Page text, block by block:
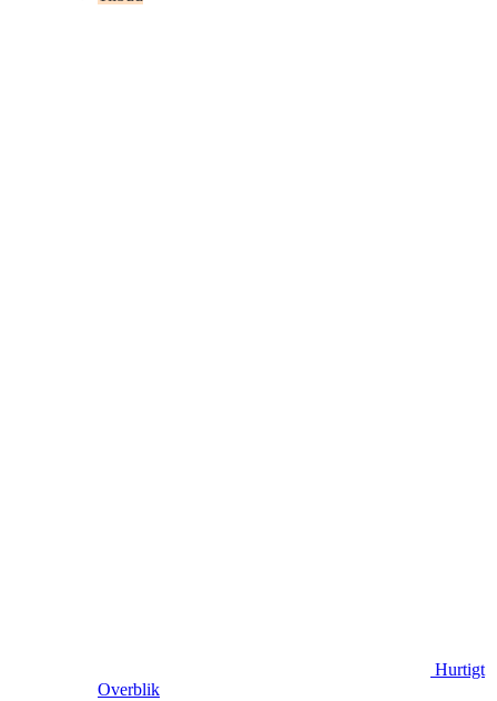
Hurtigt
Overblik